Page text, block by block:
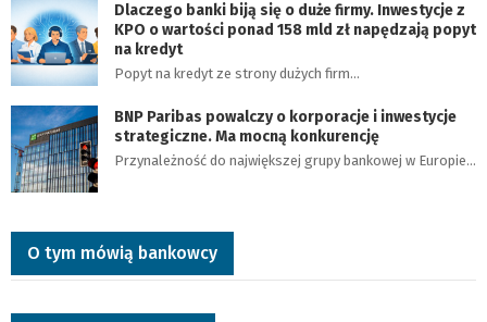
Dlaczego banki biją się o duże firmy. Inwestycje z
KPO o wartości ponad 158 mld zł napędzają popyt
na kredyt
Popyt na kredyt ze strony dużych firm…
BNP Paribas powalczy o korporacje i inwestycje
strategiczne. Ma mocną konkurencję
Przynależność do największej grupy bankowej w Europie…
O tym mówią bankowcy